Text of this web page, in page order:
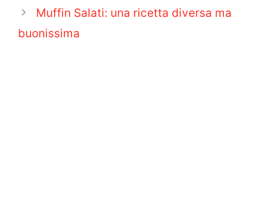
Muffin Salati: una ricetta diversa ma
buonissima